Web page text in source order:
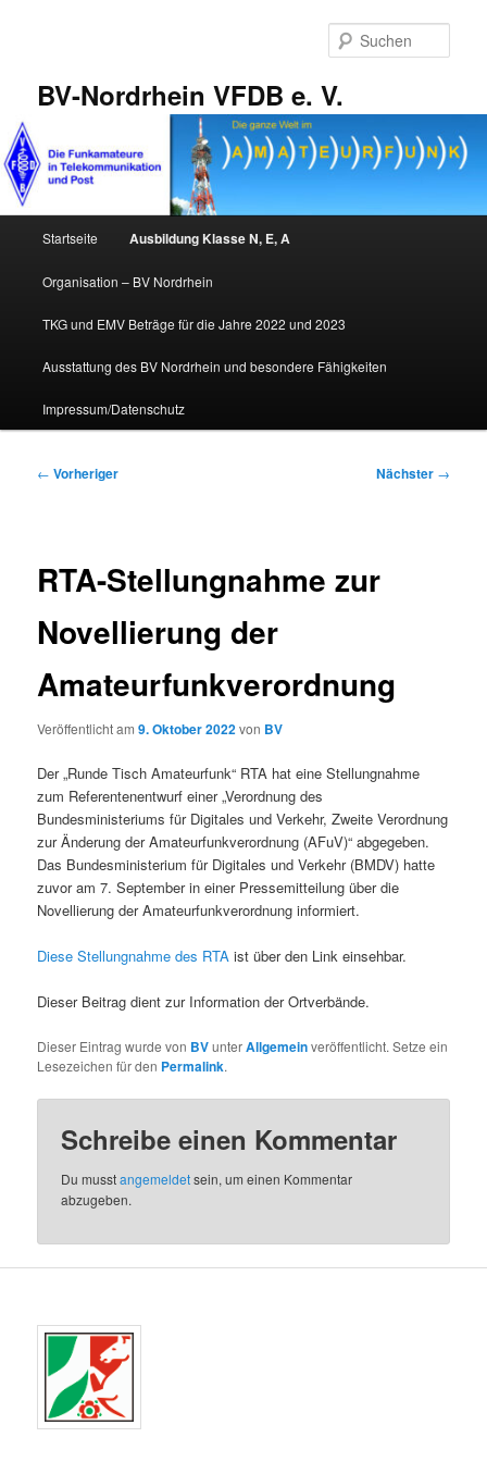
BV-Nordrhein VFDB e. V.
Startseite Ausbildung Klasse N, E, A
Organisation – BV Nordrhein
TKG und EMV Beträge für die Jahre 2022 und 2023
Ausstattung des BV Nordrhein und besondere Fähigkeiten
Impressum/Datenschutz
Beitragsnavigation
← Vorheriger Nächster →
RTA-Stellungnahme zur
Novellierung der
Amateurfunkverordnung
Veröffentlicht am9. Oktober 2022von BV
Der „Runde Tisch Amateurfunk“ RTA hat eine Stellungnahme
zum Referentenentwurf einer „Verordnung des
Bundesministeriums für Digitales und Verkehr, Zweite Verordnung
zur Änderung der Amateurfunkverordnung (AFuV)“ abgegeben.
Das Bundesministerium für Digitales und Verkehr (BMDV) hatte
zuvor am 7. September in einer Pressemitteilung über die
Novellierung der Amateurfunkverordnung informiert.
Diese Stellungnahme des RTAist über den Link einsehbar.
Dieser Beitrag dient zur Information der Ortverbände.
Dieser Eintrag wurde von BVunterAllgemeinveröffentlicht. Setze ein
Lesezeichen für den Permalink.
Schreibe einen Kommentar
Du musstangemeldetsein, um einen Kommentar
abzugeben.